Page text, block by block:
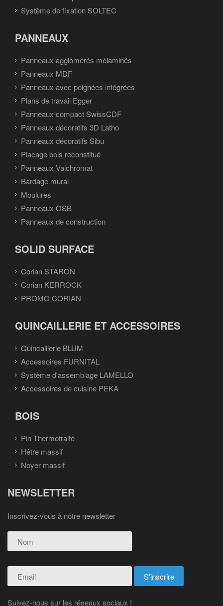
Système de fixation SOLTEC
PANNEAUX
Panneaux agglomérés mélaminés
Panneaux MDF
Panneaux avec poignées intégrées
Plans de travail Egger
Panneaux compact SwissCDF
Panneaux décoratifs 3D Latho
Panneaux décoratifs Sibu
Placage bois reconstitué
Panneaux Valchromat
Bardage mural
Moulures
Panneaux OSB
Panneaux de construction
SOLID SURFACE
Corian STARON
Corian KERROCK
PROMO CORIAN
QUINCAILLERIE ET ACCESSOIRES
Quincaillerie BLUM
Accessoires FURNITAL
Système d'assemblage LAMELLO
Accessoires de cuisine PEKA
BOIS
Pin Thermotraité
Hêtre massif
Noyer massif
NEWSLETTER
Inscrivez-vous à notre newsletter
Suivez-nous sur les réseaux sociaux !